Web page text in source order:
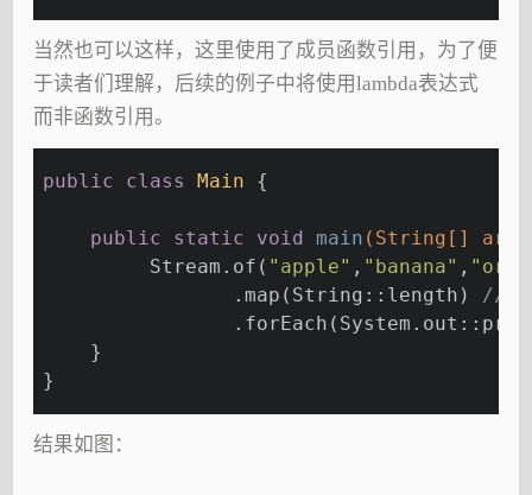
当然也可以这样，这里使用了成员函数引用，为了便
于读者们理解，后续的例子中将使用lambda表达式
而非函数引用。
public class Main {
public static void main (String[]
         Stream.of(
"apple" , "banana" ,
                .map(String::length)
//转
    }
}
结果如图：